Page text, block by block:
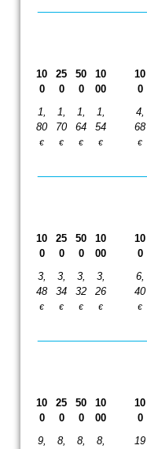
10
0
25
0
50
0
10
00
10
0
1,
80
€
1,
70
€
1,
64
€
1,
54
€
4,
68
€
10
0
25
0
50
0
10
00
10
0
3,
48
€
3,
34
€
3,
32
€
3,
26
€
6,
40
€
10
0
25
0
50
0
10
00
10
0
9,
8,
8,
8,
19